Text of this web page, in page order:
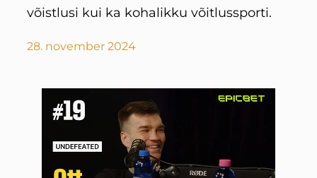
võistlusi kui ka kohalikku võitlussporti.
28. november 2024